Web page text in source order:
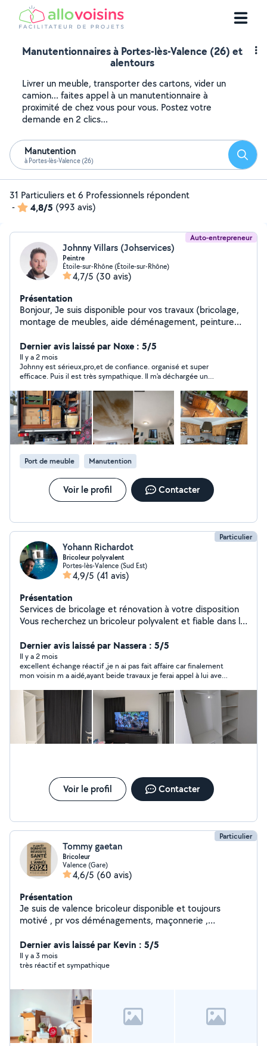
Manutentionnaires à Portes-lès-Valence (26) et
alentours
Livrer un meuble, transporter des cartons, vider un
camion... faites appel à un manutentionnaire à
proximité de chez vous pour vous. Postez votre
demande en 2 clics...
Manutention
à Portes-lès-Valence (26)
31 Particuliers et 6 Professionnels répondent
-
4,8/5 (993 avis)
Auto-entrepreneur
Johnny Villars (Johservices)
Peintre
Étoile-sur-Rhône (Étoile-sur-Rhône)
4,7/5 (30 avis)
Présentation
Bonjour, Je suis disponible pour vos travaux (bricolage,
montage de meubles, aide déménagement, peinture
dès maintenant. N'hésitez pas à m'écrire pour avoir plus
de renseignements. À bientôt j'espère !
Dernier avis laissé par Noxe : 5/5
Il y a 2 mois
Johnny est sérieux,pro,et de confiance. organisé et super
efficace. Puis il est très sympathique. Il m'a déchargée un
8m3 en seulement 2h... Et pour les travaux de peinture et
autres prestations,il est aussi super pro. Je recommande à
1000%. De nos jours ce genre de prestation est rare.
Port de meuble Manutention
Voir le profil Contacter
Particulier
Yohann Richardot
Bricoleur polyvalent
Portes-lès-Valence (Sud Est)
4,9/5 (41 avis)
Présentation
Services de bricolage et rénovation à votre disposition
Vous recherchez un bricoleur polyvalent et fiable dans la
expérience à votre service : Peinture & décoration
Électricité & plomberie Cuisine & menuiserie Véranda &
aménagement intérieur Domotique & informatique
Montage et configuration d'alarmes Jardinage : taille,
tonte, entretien ️ Outillé, mobile et disponible les week-
ends. Mon PLUS : Je travaille en duo avec ma
compagne nous garantissons une qualité de finition
irréprochable et un nettoyage soigné après chaque
chantier. Notre spécialité : la décoration et le
d'informations et un devis personnalisé ! La satisfaction
de nos clients est notre meilleure publicité !
Dernier avis laissé par Nassera : 5/5
Il y a 2 mois
excellent échange réactif ,je n ai pas fait affaire car finalement
mon voisin m a aidé,ayant beide travaux je ferai appel à lui avec
Voir le profil Contacter
Particulier
Tommy gaetan
Bricoleur
Valence (Gare)
4,6/5 (60 avis)
Présentation
Je suis de valence bricoleur disponible et toujours
motivé , pr vos déménagements, maçonnerie ,
Dernier avis laissé par Kevin : 5/5
Il y a 3 mois
très réactif et sympathique